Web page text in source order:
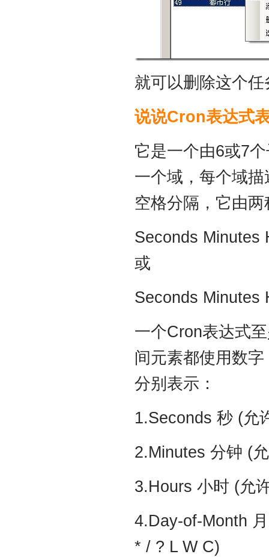
就可以删除这个任
说说Cron表达式
它是一个由6或7
一个域，每个域
空格分隔，它由
Seconds Minutes
或
Seconds Minutes
一个Cron表达式
间元素都使用数
分别表示：
1.Seconds 秒 (允
2.Minutes 分钟 (
3.Hours 小时 (允
4.Day-of-Month
* / ? L W C)